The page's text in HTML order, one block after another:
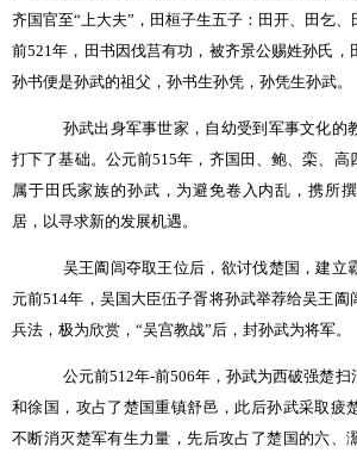
齐国官至“上大夫”，田桓子生五子：田开、田乞
前521年，田书因伐莒有功，被齐景公赐姓孙氏，
孙书便是孙武的祖父，孙书生孙凭，孙凭生孙武。
孙武出身军事世家，自幼受到军事文化的
打下了基础。公元前515年，齐国田、鲍、栾、高
属于田氏家族的孙武，为避免卷入内乱，携所
居，以寻求新的发展机遇。
吴王阖闾夺取王位后，欲讨伐楚国，建立
元前514年，吴国大臣伍子胥将孙武举荐给吴王阖
兵法，极为欣赏，“吴宫教战”后，封孙武为将军。
公元前512年-前506年，孙武为西破强楚扫
和徐国，攻占了楚国重镇舒邑，此后孙武采取疲
不断消灭楚军有生力量，先后攻占了楚国的六、